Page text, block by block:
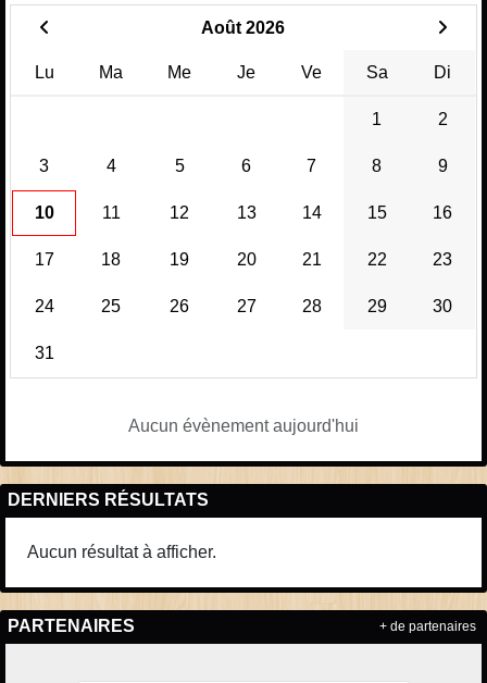
Août 2026
Lu Ma Me Je Ve Sa Di
1 2
3 4 5 6 7 8 9
10 11 12 13 14 15 16
17 18 19 20 21 22 23
24 25 26 27 28 29 30
31
Aucun évènement aujourd'hui
DERNIERS RÉSULTATS
Aucun résultat à afficher.
PARTENAIRES + de partenaires